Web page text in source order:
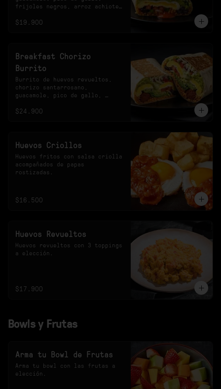
frijoles negros, arroz achiote,
habanero.
$19.900
Breakfast Chorizo
Burrito
Burrito de huevos revueltos,
chorizo santarrosano,
guacamole, pico de gallo,
achiotado, lechuga, queso y
$24.900
Huevos Criollos
Huevos fritos con salsa criolla
acompañados de papas
rostizadas.
$16.500
Huevos Revueltos
Huevos revueltos con 3 toppings
a elección.
$17.900
Bowls y Frutas
Arma tu Bowl de Frutas
Arma tu bowl con las frutas a
elección.